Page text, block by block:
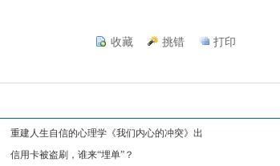
收藏 挑错 打印
重建人生自信的心理学《我们内心的冲突》出
信用卡被盗刷，谁来“埋单”？